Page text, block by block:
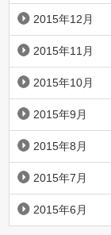
2015年12月
2015年11月
2015年10月
2015年9月
2015年8月
2015年7月
2015年6月